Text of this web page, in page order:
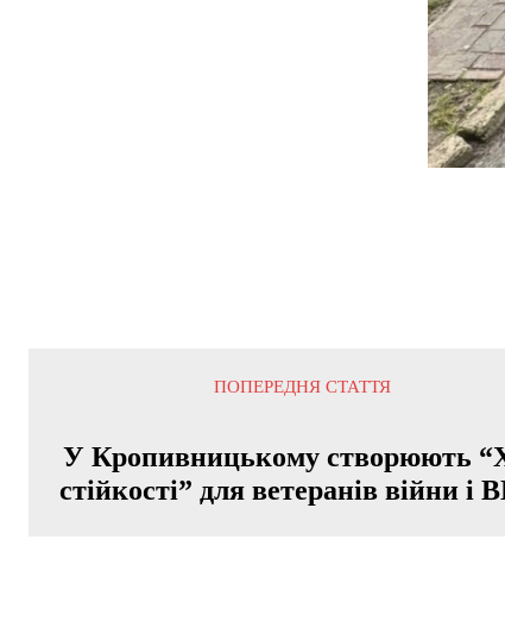
ПОПЕРЕДНЯ СТАТТЯ
У Кропивницькому створюють
стійкості” для ветеранів війни і